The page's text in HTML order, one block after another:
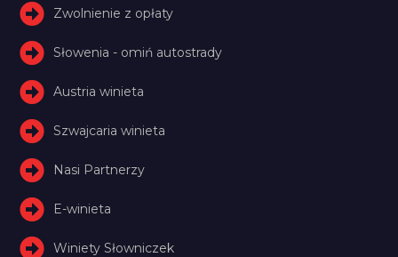
Zwolnienie z opłaty
Słowenia - omiń autostrady
Austria winieta
Szwajcaria winieta
Nasi Partnerzy
E-winieta
Winiety Słowniczek